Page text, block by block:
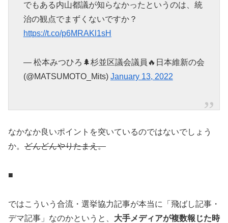
でもある内山都議が知らなかったというのは、統
治の観点でまずくないですか？
https://t.co/p6MRAKl1sH
— 松本みつひろ🌲杉並区議会議員🔥日本維新の会
(@MATSUMOTO_Mits) January 13, 2022
なかなか良いポイントを突いているのではないでしょう
か。 どんどんやりたまえ。
■
ではこういう合流・選挙協力記事が本当に「飛ばし記事・
デマ記事」なのかというと、 大手メディアが複数報じた時